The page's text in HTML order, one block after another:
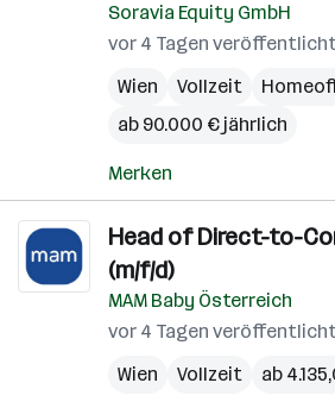
Soravia Equity GmbH
vor 4 Tagen
Wien
Vollzeit
ab 90.000 € jährlich
Merken
Head of Direct-to-
(m/f/d)
MAM Baby Österreich
vor 4 Tagen
Wien
Vollzeit ab